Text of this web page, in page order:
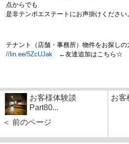
点からでも
是非テンポエステートにお声掛けください
テナント（店舗・事務所）物件をお探し
//lin.ee/5ZcUJak
←友達追加はこちら ☆
お客様体験談
Part80...
＜ 前のページ
お客